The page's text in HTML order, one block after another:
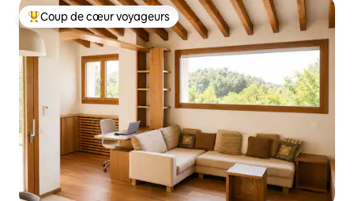
Coups de cœur voyageurs les plus appréciés
Coup de cœur voyageurs